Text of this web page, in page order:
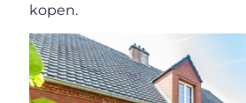
kopen.